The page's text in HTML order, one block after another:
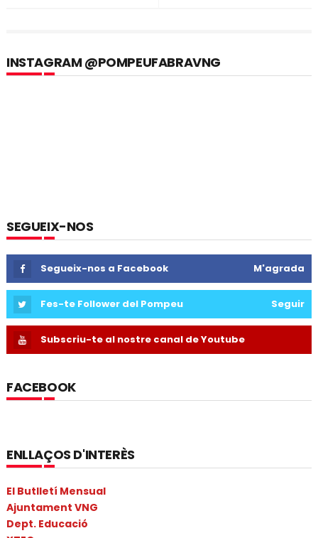
INSTAGRAM @POMPEUFABRAVNG
SEGUEIX-NOS
Segueix-nos a Facebook M'agrada
Fes-te Follower del Pompeu Seguir
Subscriu-te al nostre canal de Youtube
FACEBOOK
ENLLAÇOS D'INTERÈS
El Butlletí Mensual
Ajuntament VNG
Dept. Educació